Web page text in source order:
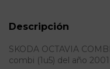
Descripción
SKODA OCTAVIA
combi (1u5) del año 2001